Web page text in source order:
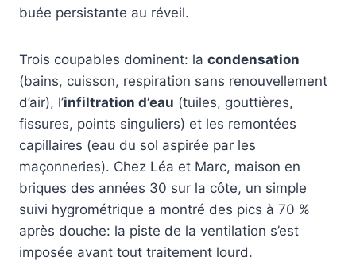
buée persistante au réveil.
Trois coupables dominent: la condensation
(bains, cuisson, respiration sans renouvellement
d’air), l’infiltration d’eau (tuiles, gouttières,
fissures, points singuliers) et les remontées
capillaires (eau du sol aspirée par les
maçonneries). Chez Léa et Marc, maison en
briques des années 30 sur la côte, un simple
suivi hygrométrique a montré des pics à 70 %
après douche: la piste de la ventilation s’est
imposée avant tout traitement lourd.